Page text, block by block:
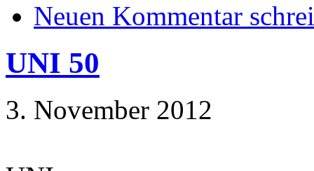
Neuen Kommentar
UNI 50
3. November 2012